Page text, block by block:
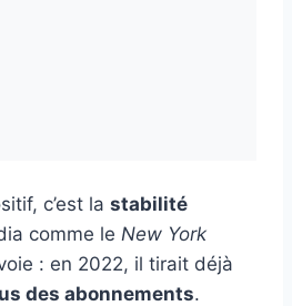
c’est la stabilité
comme le New York
: en 2022, il tirait déjà
des abonnements.